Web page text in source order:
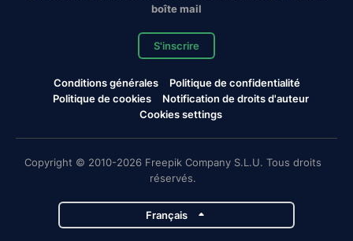
boîte mail
S'inscrire
Conditions générales
Politique de confidentialité
Politique de cookies
Notification de droits d'auteur
Cookies settings
Copyright © 2010-2026 Freepik Company S.L.U. Tous droits
réservés.
Français